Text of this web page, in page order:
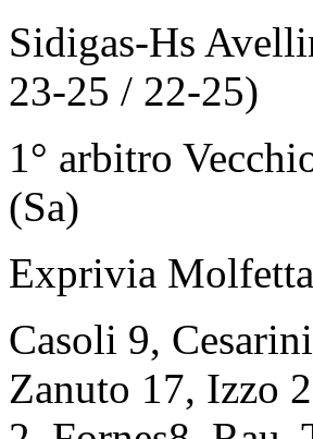
Sidigas-Hs
23-25 / 22-25)
1° arbitro
(Sa)
Exprivia Molfetta
Casoli 9,
Zanuto 17, Izzo